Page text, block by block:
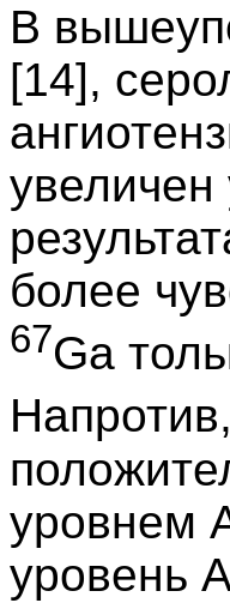
В
[14],
более
67Ga
уровнем
уровень